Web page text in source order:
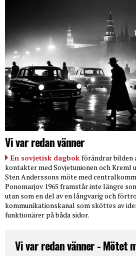
Vi var redan vänner
En sovjetisk dagbok förändrar bilden
kontakter med Sovjetunionen och Kreml
Sten Anderssons möte med
Ponomarjov 1965 framstår inte längre
utan som en del av en långvarig och
kommunikationskanal som sköttes av
funktionärer på båda sidor.
Vi var redan vänner - Mötet